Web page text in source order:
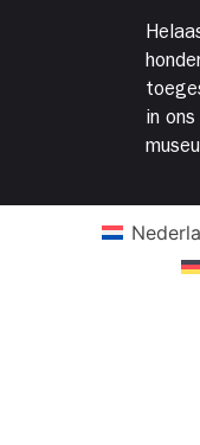
in ons